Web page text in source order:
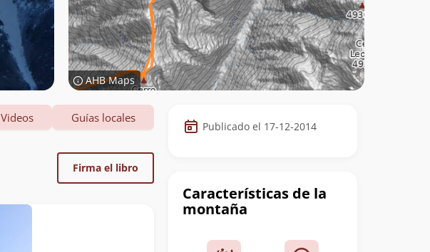
AHB Maps
Datos
de
cumbre
Publicado el 17-12-2014
Características de la
montaña
Videos Guías locales
Firma el libro